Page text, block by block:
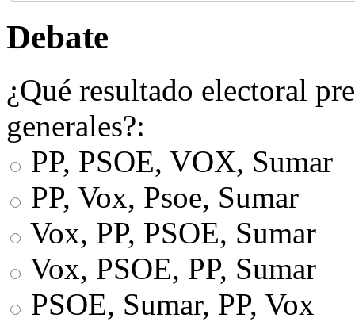
Debate
¿Qué resultado electoral
generales?:
PP, PSOE, VOX, Sumar
PP, Vox, Psoe, Sumar
Vox, PP, PSOE, Sumar
Vox, PSOE, PP, Sumar
PSOE, Sumar, PP, Vox